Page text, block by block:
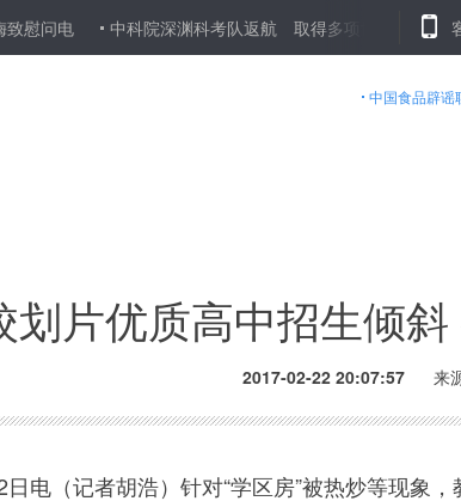
中科院深渊科考队返航 取得多项世界级突破 从追
中国食品辟谣
划片优质高中招生倾
2017-02-22 20:07:57 来
（记者胡浩）针对“学区房”被热炒等现象，